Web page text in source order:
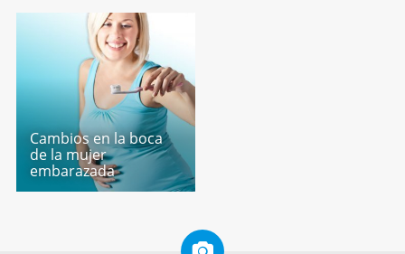
Cambios en la boca
de la mujer
embarazada